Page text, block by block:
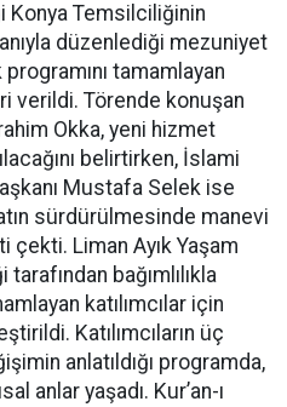
Konya Temsilciliğinin
düzenlediği mezuniyet
tamamlayan
verildi. Törende konuşan
Okka, yeni hizmet
belirtirken, İslami
Mustafa Selek ise
sürdürülmesinde manevi
Liman Ayık Yaşam
bağımlılıkla
katılımcılar için
Katılımcıların üç
anlatıldığı programda,
anlar yaşadı. Kur’an-ı